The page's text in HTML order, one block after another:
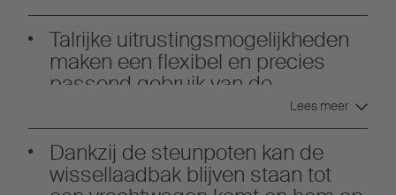
Talrijke uitrustingsmogelijkheden
maken een flexibel en precies
passend gebruik van de
wissellaadbakken mogelijk.Lees meer
Dankzij de steunpoten kan de
wissellaadbak blijven staan tot